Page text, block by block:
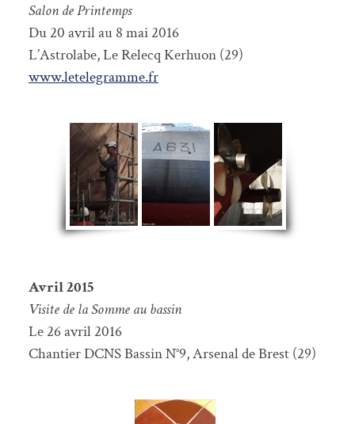
Salon de Printemps
Du 20 avril au 8 mai 2016
L’Astrolabe, Le Relecq Kerhuon (29)
www.letelegramme.fr
Avril 2015
Visite de la Somme au bassin
Le 26 avril 2016
Chantier DCNS Bassin N°9, Arsenal de Brest (29)